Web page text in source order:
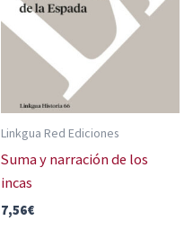
Linkgua Red Ediciones
Suma y narración de los
incas
7,56€